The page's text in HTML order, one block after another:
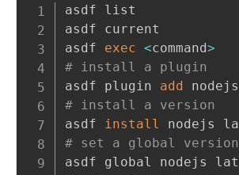
asdf list
asdf current
asdf exec <command>
# install a plugin
asdf plugin add
# install a version
asdf install
# set a global version